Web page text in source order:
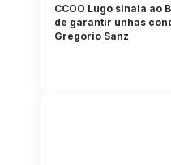
CCOO Lugo sinala ao
de garantir unhas
Gregorio Sanz